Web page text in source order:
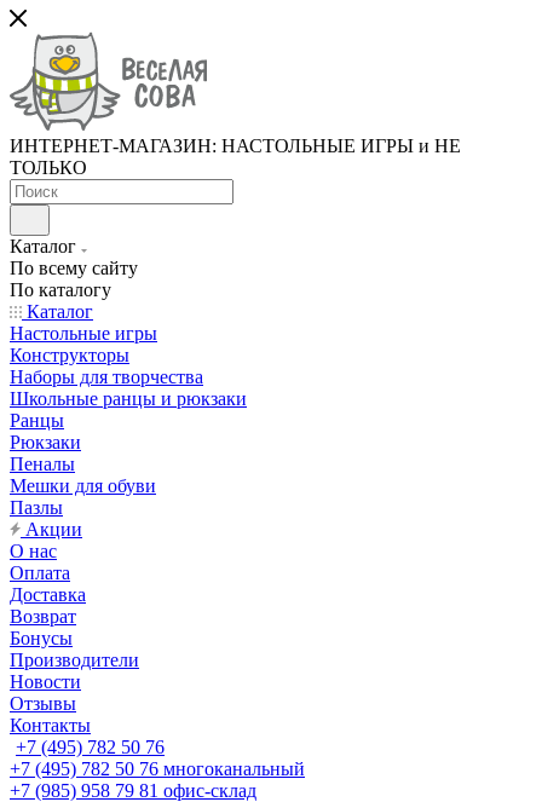
ИНТЕРНЕТ-МАГАЗИН: НАСТОЛЬНЫЕ ИГРЫ и НЕ
ТОЛЬКО
Каталог
По всему сайту
По каталогу
Каталог
Настольные игры
Конструкторы
Наборы для творчества
Школьные ранцы и рюкзаки
Ранцы
Рюкзаки
Пеналы
Мешки для обуви
Пазлы
Акции
О нас
Оплата
Доставка
Возврат
Бонусы
Производители
Новости
Отзывы
Контакты
+7 (495) 782 50 76
+7 (495) 782 50 76 многоканальный
+7 (985) 958 79 81 офис-склад